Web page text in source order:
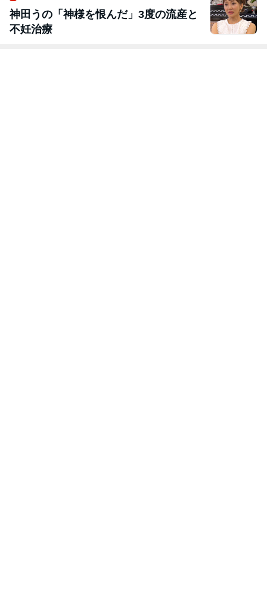
神田うの「神様を恨んだ」3度の流産と
不妊治療